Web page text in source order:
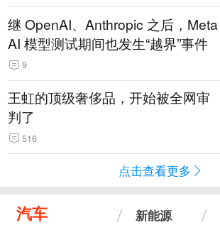
继 OpenAI、Anthropic 之后，Meta
AI 模型测试期间也发生“越界”事件
9
王虹的顶级奢侈品，开始被全网审
判了
516
点击查看更多
汽车 新能源